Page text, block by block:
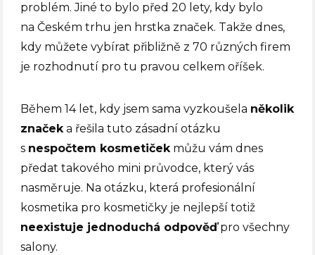
problém. Jiné to bylo před 20 lety, kdy bylo
na Českém trhu jen hrstka značek. Takže dnes,
kdy můžete vybírat přibližně z 70 různých firem
je rozhodnutí pro tu pravou celkem oříšek.
Během 14 let, kdy jsem sama vyzkoušela několik
značeka řešila tuto zásadní otázku
s nespočtem kosmetičekmůžu vám dnes
předat takového mini průvodce, který vás
nasměruje. Na otázku, která profesionální
kosmetika pro kosmetičky je nejlepší totiž
neexistuje jednoduchá odpověďpro všechny
salony.